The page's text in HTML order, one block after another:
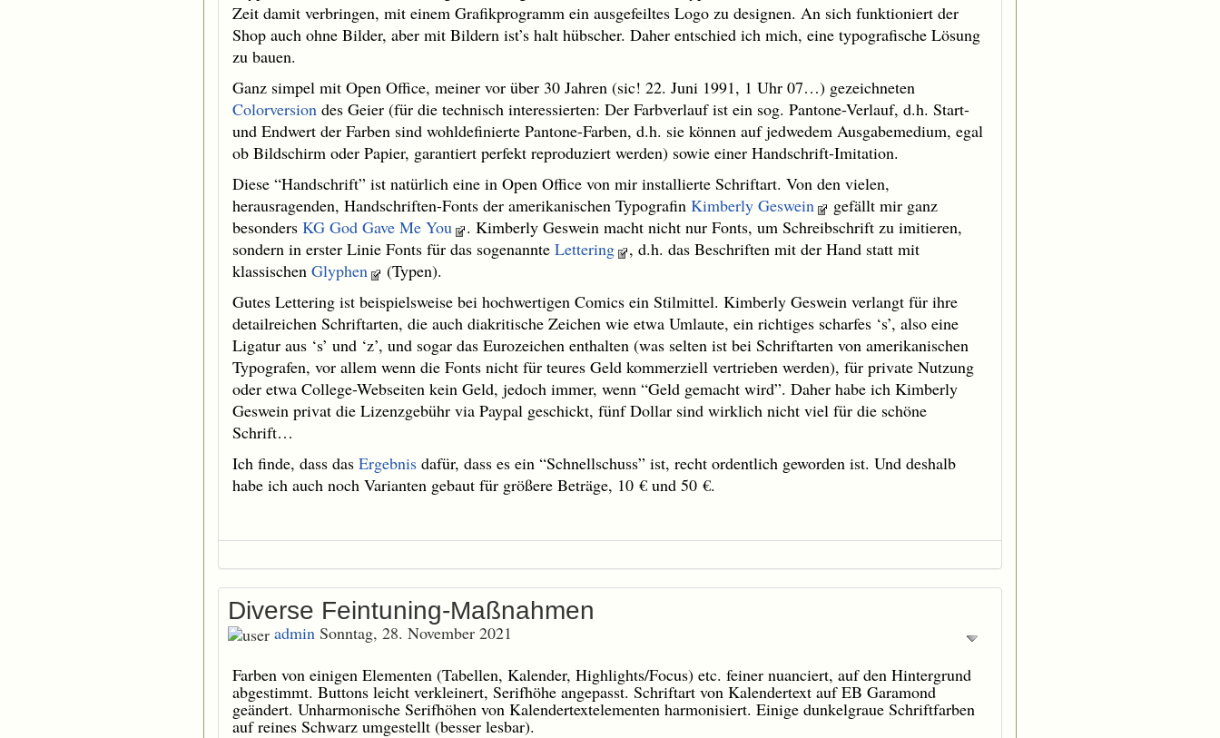
Zeit damit verbringen, mit einem Grafikprogramm ein ausgefeiltes Logo zu designen. An sich funktioniert der
Shop auch ohne Bilder, aber mit Bildern ist’s halt hübscher. Daher entschied ich mich, eine typografische Lösung
zu bauen.
Ganz simpel mit Open Office, meiner vor über 30 Jahren (sic! 22. Juni 1991, 1 Uhr 07…) gezeichneten
Colorversion des Geier (für die technisch interessierten: Der Farbverlauf ist ein sog. Pantone-Verlauf, d.h. Start-
und Endwert der Farben sind wohldefinierte Pantone-Farben, d.h. sie können auf jedwedem Ausgabemedium, egal
ob Bildschirm oder Papier, garantiert perfekt reproduziert werden) sowie einer Handschrift-Imitation.
Diese “Handschrift” ist natürlich eine in Open Office von mir installierte Schriftart. Von den vielen,
herausragenden, Handschriften-Fonts der amerikanischen Typografin Kimberly Geswein
gefällt mir ganz
besonders KG God Gave Me You
. Kimberly Geswein macht nicht nur Fonts, um Schreibschrift zu imitieren,
sondern in erster Linie Fonts für das sogenannte Lettering
, d.h. das Beschriften mit der Hand statt mit
klassischen Glyphen
(Typen).
Gutes Lettering ist beispielsweise bei hochwertigen Comics ein Stilmittel. Kimberly Geswein verlangt für ihre
detailreichen Schriftarten, die auch diakritische Zeichen wie etwa Umlaute, ein richtiges scharfes ‘s’, also eine
Ligatur aus ‘s’ und ‘z’, und sogar das Eurozeichen enthalten (was selten ist bei Schriftarten von amerikanischen
Typografen, vor allem wenn die Fonts nicht für teures Geld kommerziell vertrieben werden), für private Nutzung
oder etwa College-Webseiten kein Geld, jedoch immer, wenn “Geld gemacht wird”. Daher habe ich Kimberly
Geswein privat die Lizenzgebühr via Paypal geschickt, fünf Dollar sind wirklich nicht viel für die schöne
Schrift…
Ich finde, dass das Ergebnis dafür, dass es ein “Schnellschuss” ist, recht ordentlich geworden ist. Und deshalb
habe ich auch noch Varianten gebaut für größere Beträge, 10 € und 50 €.
Diverse Feintuning-Maßnahmen
admin Sonntag, 28. November 2021
Farben von einigen Elementen (Tabellen, Kalender, Highlights/Focus) etc. feiner nuanciert, auf den Hintergrund
abgestimmt. Buttons leicht verkleinert, Serifhöhe angepasst. Schriftart von Kalendertext auf EB Garamond
geändert. Unharmonische Serifhöhen von Kalendertextelementen harmonisiert. Einige dunkelgraue Schriftfarben
auf reines Schwarz umgestellt (besser lesbar).